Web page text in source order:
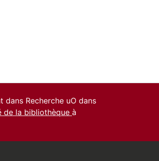
Recherche uO dans
de la bibliothèque à